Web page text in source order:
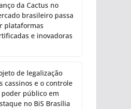
da Cactus no
brasileiro passa
plataformas
e inovadoras
de legalização
cassinos e o controle
público em
no BiS Brasília